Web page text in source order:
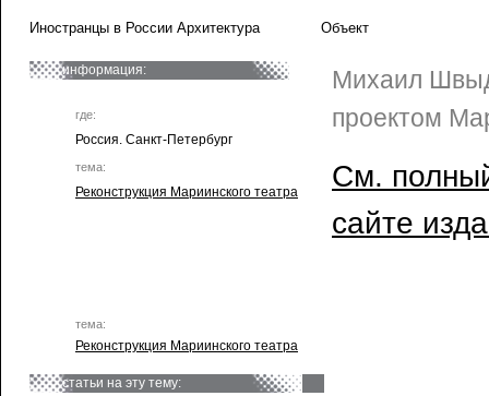
Иностранцы в России Архитектура Объект
информация:
где:
Россия. Санкт-Петербург
тема:
Реконструкция Мариинского театра
Михаил
проектом
См.
сайте
тема:
Реконструкция Мариинского театра
статьи на эту тему: